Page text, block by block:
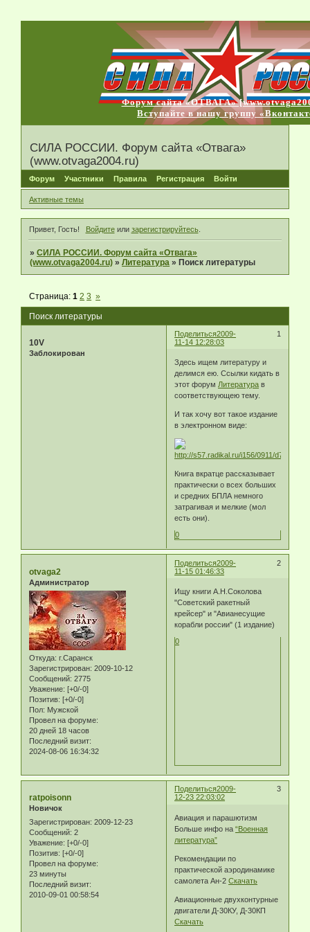
Форум сайта «ОТВАГА»
Вступайте в нашу группу
СИЛА РОССИИ. Форум сайта «Отвага»
(www.otvaga2004.ru)
Форум Участники Правила Регистрация Войти
Активные темы
Привет, Гость! Войдитеили зарегистрируйтесь.
»СИЛА РОССИИ. Форум сайта «Отвага»
(www.otvaga2004.ru) »Литература » Поиск литературы
Поиск литературы
Страница:1 2 3 »
Поделиться 1
2009-
11-14 12:28:03
10V
Заблокирован
Здесь ищем литературу и
делимся ею. Ссылки кидать в
этот форум Литература в
соответствующею тему.
И так хочу вот такое издание
в электронном виде:
Книга вкратце рассказывает
практически о всех больших
и средних БПЛА немного
затрагивая и мелкие (мол
есть они).
0
Поделиться 2
2009-
11-15 01:46:33
otvaga2
Администратор
Откуда: г.Саранск
Зарегистрирован: 2009-10-12
Сообщений: 2775
Уважение: [+0/-0]
Позитив: [+0/-0]
Пол: Мужской
Провел на форуме:
20 дней 18 часов
Последний визит:
2024-08-06 16:34:32
Ищу книги А.Н.Соколова
"Советский ракетный
крейсер" и "Авианесущие
корабли россии" (1 издание)
0
Поделиться 3
2009-
12-23 22:03:02
ratpoisonn
Новичок
Зарегистрирован: 2009-12-23
Сообщений: 2
Уважение: [+0/-0]
Позитив: [+0/-0]
Провел на форуме:
23 минуты
Последний визит:
2010-09-01 00:58:54
Авиация и парашютизм
Больше инфо на“Военная
литература”
Рекомендации по
практической аэродинамике
самолета Ан-2Скачать
Авиационные двухконтурные
двигатели Д-30КУ, Д-30КП
Скачать